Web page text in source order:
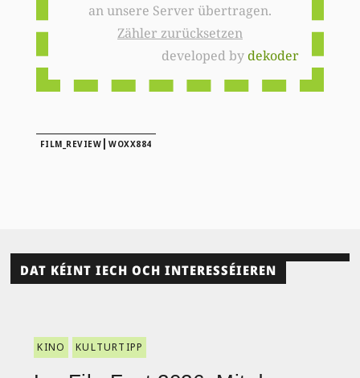
an unsere Server übertragen.
Zähler zurücksetzen
developed bydekoder
FILM_REVIEW |WOXX884
DAT KÉINT IECH OCH INTERESSÉIEREN
KINO KULTURTIPP